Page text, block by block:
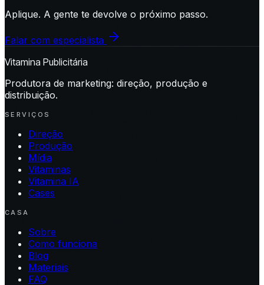
Aplique. A gente te devolve o próximo passo.
Falar com especialista
Vitamina Publicitária
Produtora de marketing: direção, produção e
distribuição.
SERVIÇOS
Direção
Produção
Mídia
Vitaminas
Vitamina IA
Cases
CASA
Sobre
Como funciona
Blog
Materiais
FAQ